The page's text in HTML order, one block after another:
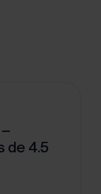
de 4.5